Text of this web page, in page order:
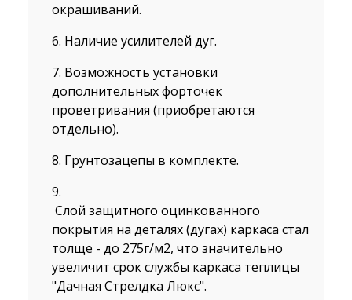
окрашиваний.
Наличие усилителей дуг.
Возможность установки
дополнительных форточек
проветривания (приобретаются
отдельно).
Грунтозацепы в комплекте.
Слой защитного оцинкованного
покрытия на деталях (дугах) каркаса стал
толще - до 275г/м2, что значительно
увеличит срок службы каркаса теплицы
"Дачная Стрелдка Люкс".